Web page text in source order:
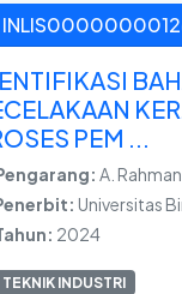
PEM ...
A.
Universitas
2024
TEKNIK INDUSTRI